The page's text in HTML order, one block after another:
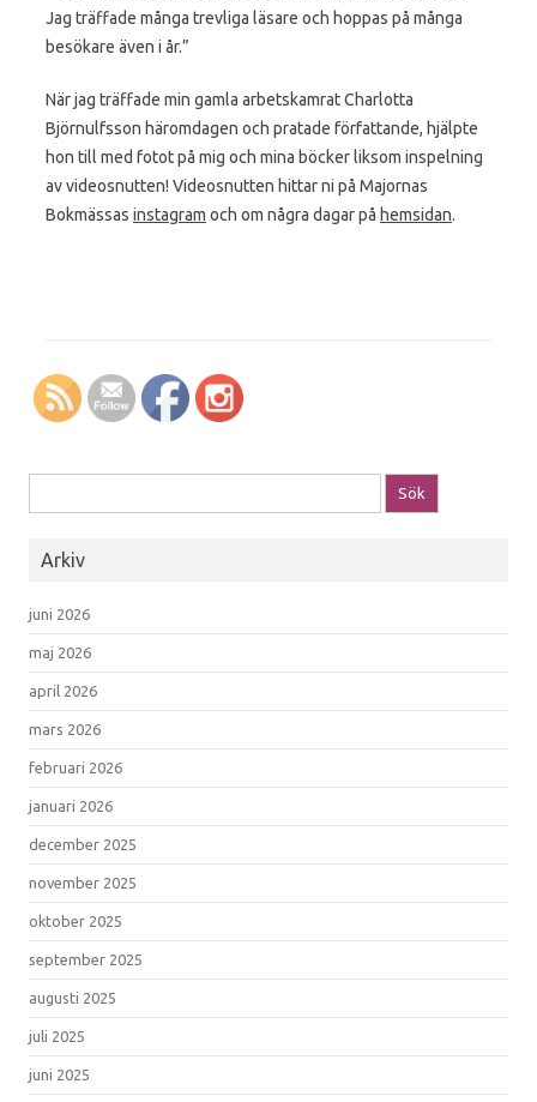
Jag träffade många trevliga läsare och hoppas på många
besökare även i år.”
När jag träffade min gamla arbetskamrat Charlotta
Björnulfsson häromdagen och pratade författande, hjälpte
hon till med fotot på mig och mina böcker liksom inspelning
av videosnutten! Videosnutten hittar ni på Majornas
Bokmässas instagram och om några dagar på hemsidan.
Arkiv
juni 2026
maj 2026
april 2026
mars 2026
februari 2026
januari 2026
december 2025
november 2025
oktober 2025
september 2025
augusti 2025
juli 2025
juni 2025